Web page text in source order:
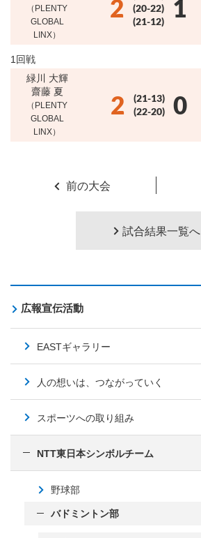
（PLENTY
GLOBAL
LINX）
2
(20-22)
(21-12)
1
1回戦
緑川 大輝
齋藤 夏
（PLENTY
GLOBAL
LINX）
2
(21-13)
(22-20)
0
前の大会
試合結果一覧へ
広報宣伝活動
EASTギャラリー
人の想いは、つながっていく
スポーツへの取り組み
NTT東日本シンボルチーム
野球部
バドミントン部